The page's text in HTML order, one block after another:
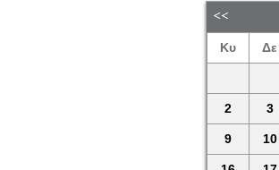
Κυ Δε
2 3
9 10